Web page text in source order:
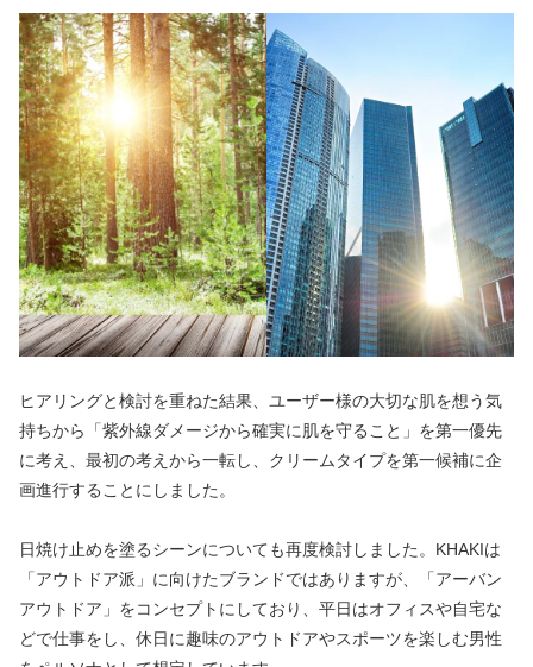
ヒアリングと検討を重ねた結果、ユーザー様の大切な肌を想う気
持ちから「紫外線ダメージから確実に肌を守ること」を第一優先
に考え、最初の考えから一転し、クリームタイプを第一候補に企
画進行することにしました。
日焼け止めを塗るシーンについても再度検討しました。KHAKIは
「アウトドア派」に向けたブランドではありますが、「アーバン
アウトドア」をコンセプトにしており、平日はオフィスや自宅な
どで仕事をし、休日に趣味のアウトドアやスポーツを楽しむ男性